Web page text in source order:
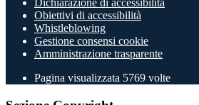
Dichiarazione di accessibilità
Obiettivi di accessibilità
Whistleblowing
Gestione consensi cookie
Amministrazione trasparente
Pagina visualizzata 5769 volte